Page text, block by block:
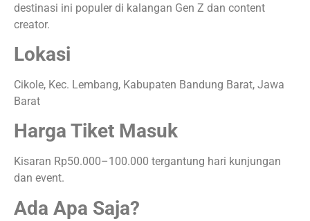
destinasi ini populer di kalangan Gen Z dan content
creator.
Lokasi
Cikole, Kec. Lembang, Kabupaten Bandung Barat, Jawa
Barat
Harga Tiket Masuk
Kisaran Rp50.000–100.000 tergantung hari kunjungan
dan event.
Ada Apa Saja?